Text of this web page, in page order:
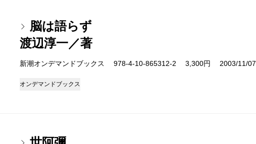
脳は語らず
渡辺淳一／著
新潮オンデマンドブックス 978-4-10-865312-2 3,300円 2003/11/07
オンデマンドブックス